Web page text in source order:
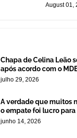
August 01,
Chapa de Celina Leão
após acordo com o
julho 29, 2026
A verdade que muitos
o empate foi lucro para
junho 14, 2026